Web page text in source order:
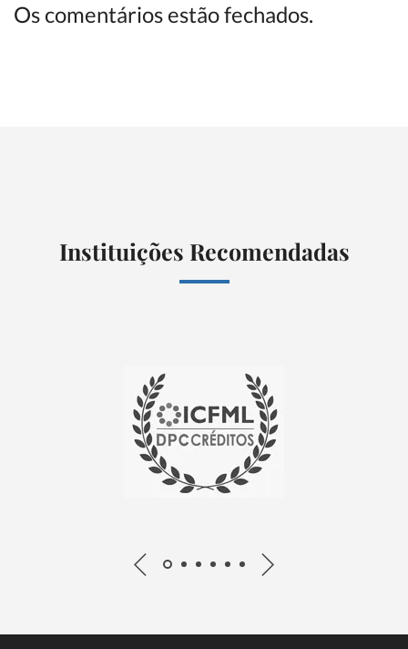
Os comentários estão fechados.
Instituições Recomendadas